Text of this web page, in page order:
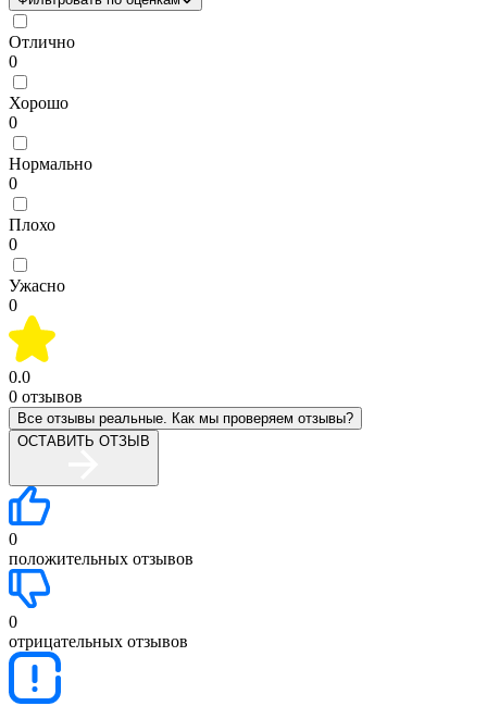
Отлично
0
Хорошо
0
Нормально
0
Плохо
0
Ужасно
0
0.0
0 отзывов
Все отзывы реальные. Как мы проверяем отзывы?
ОСТАВИТЬ ОТЗЫВ
0
положительных отзывов
0
отрицательных отзывов